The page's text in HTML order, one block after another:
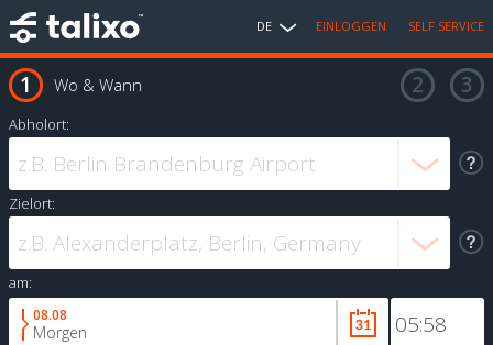
DE EINLOGGEN SELF SERVICE
Wo & Wann
Abholort:
Zielort:
am:
08.08
Morgen